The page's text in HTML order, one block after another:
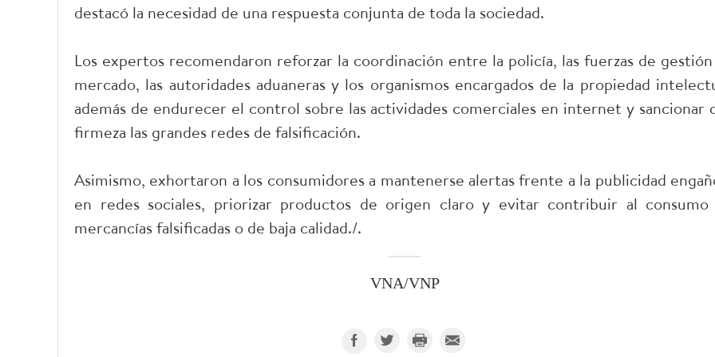
destacó la necesidad de una respuesta conjunta de toda la sociedad.
Los expertos recomendaron reforzar la coordinación entre la policía, las fuerzas de
mercado, las autoridades aduaneras y los organismos encargados de la propiedad
además de endurecer el control sobre las actividades comerciales en internet y sancionar
firmeza las grandes redes de falsificación.
Asimismo, exhortaron a los consumidores a mantenerse alertas frente a la publicidad
en redes sociales, priorizar productos de origen claro y evitar contribuir al consumo
mercancías falsificadas o de baja calidad./.
VNA/VNP